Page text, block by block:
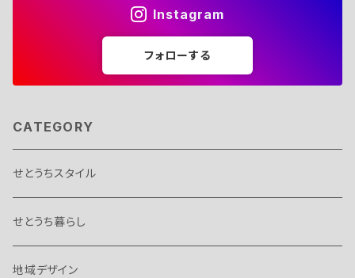
Instagram
フォローする
CATEGORY
せとうちスタイル
せとうち暮らし
地域デザイン